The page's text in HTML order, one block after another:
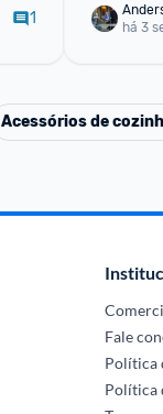
1
há 3
Acessórios de
Fale
Política
Política